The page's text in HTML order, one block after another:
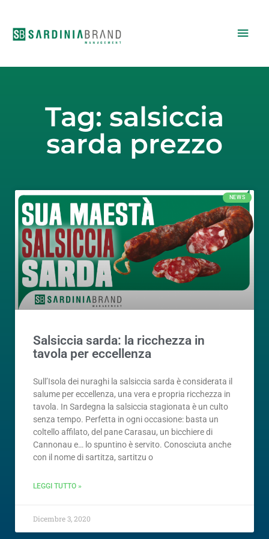
contenuto
Tag: salsiccia
sarda prezzo
NEWS
Salsiccia sarda: la ricchezza in
tavola per eccellenza
Sull’Isola dei nuraghi la salsiccia sarda è considerata il
salume per eccellenza, una vera e propria ricchezza in
tavola. In Sardegna la salsiccia stagionata è un culto
senza tempo. Perfetta in ogni occasione: basta un
coltello affilato, del pane Carasau, un bicchiere di
Cannonau e… lo spuntino è servito. Conosciuta anche
con il nome di sartitza, sartitzu o
LEGGI TUTTO »
Dicembre 3, 2020